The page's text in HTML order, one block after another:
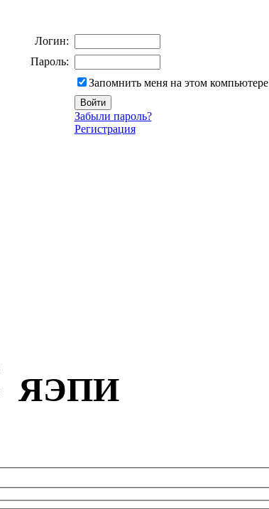
Логин:
Пароль:
Запомнить меня на этом компьютере
Забыли пароль?
Регистрация
ЯЭПИ